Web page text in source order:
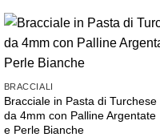
BRACCIALI
Bracciale in Pasta di Turchese
da 4mm con Palline Argentate
e Perle Bianche